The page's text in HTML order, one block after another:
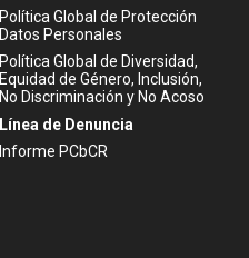
Política Global de Protección
Datos Personales
Política Global de Diversidad,
Equidad de Género, Inclusión,
No Discriminación y No Acoso
Línea de Denuncia
Informe PCbCR